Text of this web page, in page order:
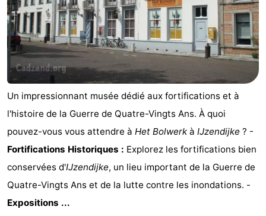
Un impressionnant musée dédié aux fortifications et à
l'histoire de la Guerre de Quatre-Vingts Ans. À quoi
pouvez-vous vous attendre à Het Bolwerk à IJzendijke ? -
Fortifications Historiques : Explorez les fortifications bien
conservées d'IJzendijke, un lieu important de la Guerre de
Quatre-Vingts Ans et de la lutte contre les inondations. -
Expositions ...